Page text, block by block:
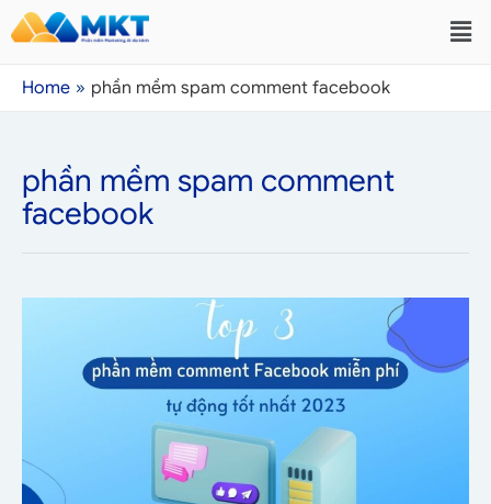
Home phần mềm spam comment facebook
phần mềm spam comment
facebook